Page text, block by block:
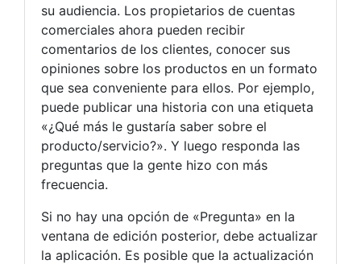
su audiencia. Los propietarios de cuentas
comerciales ahora pueden recibir
comentarios de los clientes, conocer sus
opiniones sobre los productos en un formato
que sea conveniente para ellos. Por ejemplo,
puede publicar una historia con una etiqueta
«¿Qué más le gustaría saber sobre el
producto/servicio?». Y luego responda las
preguntas que la gente hizo con más
frecuencia.
Si no hay una opción de «Pregunta» en la
ventana de edición posterior, debe actualizar
la aplicación. Es posible que la actualización